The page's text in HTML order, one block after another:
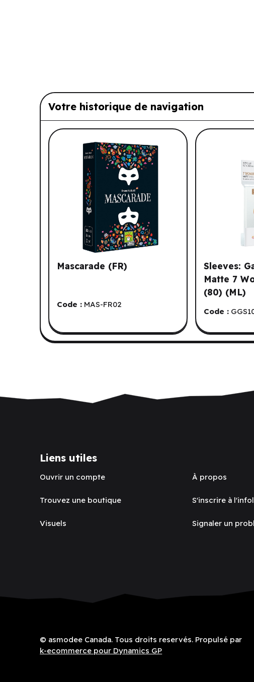
Votre historique de navigation
Liste de produits suggérés: Votre
Mascarade (FR)
Code : MAS-FR02
Sleeves:
Matte 7
(80) (ML)
Code :
Liens utiles
Ouvrir un compte
Trouvez une boutique
Visuels
À propos
S'inscrire à
Signaler un
© asmodee Canada. Tous droits reservés. Propulsé par
k-ecommerce pour Dynamics GP